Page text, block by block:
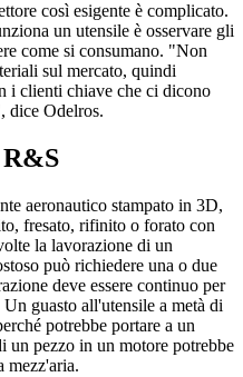
così esigente è complicato.
un utensile è osservare gli
come si consumano. "Non
sul mercato, quindi
i clienti chiave che ci dicono
dice Odelros.
aeronautico stampato in 3D,
fresato, rifinito o forato con
la lavorazione di un
può richiedere una o due
deve essere continuo per
guasto all'utensile a metà di
potrebbe portare a un
un pezzo in un motore potrebbe
mezz'aria.